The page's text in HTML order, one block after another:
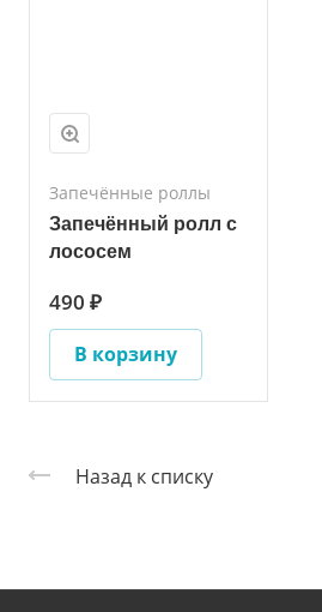
Запечённые роллы
Запечённый ролл с
лососем
490 ₽
В корзину
Назад к списку